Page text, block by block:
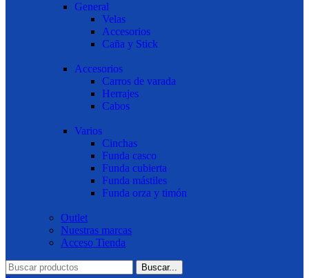
General
Velas
Accesorios
Caña y Stick
Accesorios
Carros de varada
Herrajes
Cabos
Varios
Cinchas
Funda casco
Funda cubierta
Funda mástiles
Funda orza y timón
Outlet
Nuestras marcas
Acceso Tienda
Buscar...